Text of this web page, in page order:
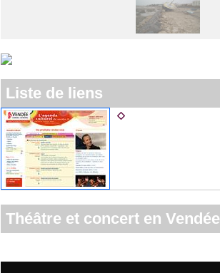
Liste de liens
Théâtre et concert en Vendée